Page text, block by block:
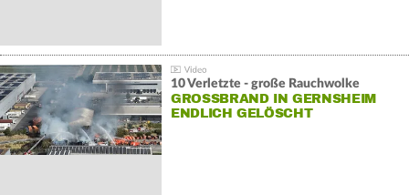
10 Verletzte - große Rauchwolke
GROSSBRAND IN GERNSHEIM E
NDLICH GELÖSCHT